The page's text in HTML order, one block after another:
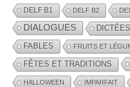
DELF B1 DELF B2
DIALOGUES DICTÉES
FABLES FRUITS ET
FÊTES ET TRADITIONS
HALLOWEEN IMPARFAIT